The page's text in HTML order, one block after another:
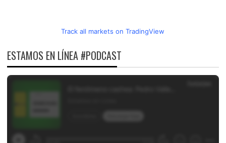
Track all markets on TradingView
ESTAMOS EN LÍNEA #PODCAST